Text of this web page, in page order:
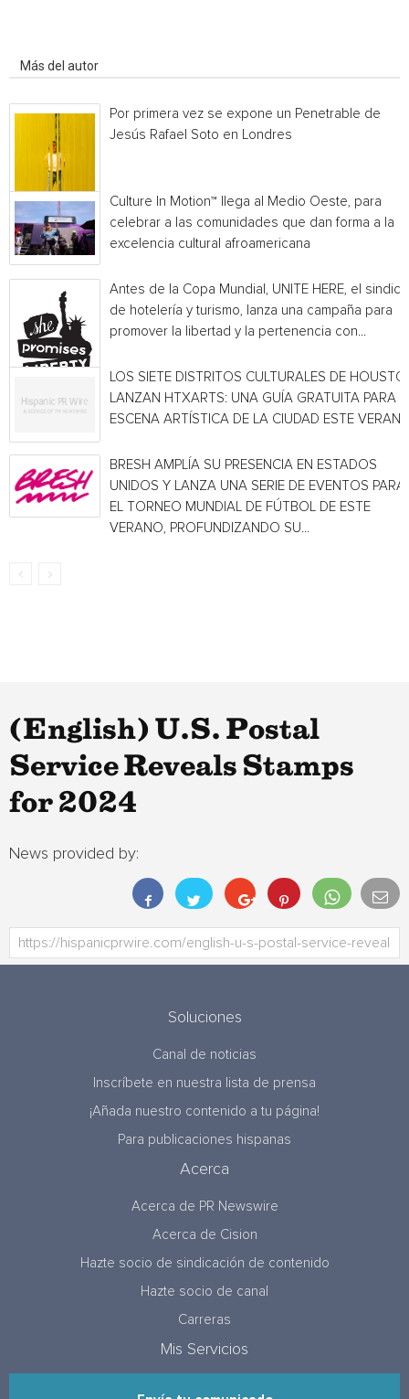
Más del autor
Por primera vez se expone un Penetrable de
Jesús Rafael Soto en Londres
Culture In Motion™ llega al Medio Oeste, para
celebrar a las comunidades que dan forma a la
excelencia cultural afroamericana
Antes de la Copa Mundial, UNITE HERE, el
de hotelería y turismo, lanza una campaña para
promover la libertad y la pertenencia con...
LOS SIETE DISTRITOS CULTURALES DE
LANZAN HTXARTS: UNA GUÍA GRATUITA PARA
ESCENA ARTÍSTICA DE LA CIUDAD ESTE
BRESH AMPLÍA SU PRESENCIA EN ESTADOS
UNIDOS Y LANZA UNA SERIE DE EVENTOS PARA
EL TORNEO MUNDIAL DE FÚTBOL DE ESTE
VERANO, PROFUNDIZANDO SU...
(English) U.S. Postal
Service Reveals Stamps
for 2024
News provided by:
Soluciones
Canal de noticias
Inscríbete en nuestra lista de prensa
¡Añada nuestro contenido a tu página!
Para publicaciones hispanas
Acerca
Acerca de PR Newswire
Acerca de Cision
Hazte socio de sindicación de contenido
Hazte socio de canal
Carreras
Mis Servicios